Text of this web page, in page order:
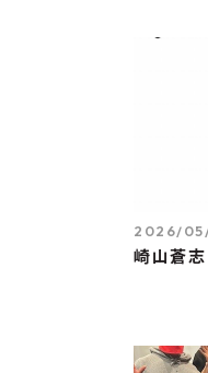
2026/
崎山蒼志